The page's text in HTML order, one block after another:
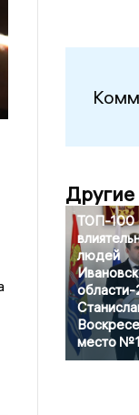
Другие
ТОП-100
людей
место №1